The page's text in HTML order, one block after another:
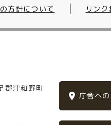
方針について リンク
郡津和野町
庁舎へ